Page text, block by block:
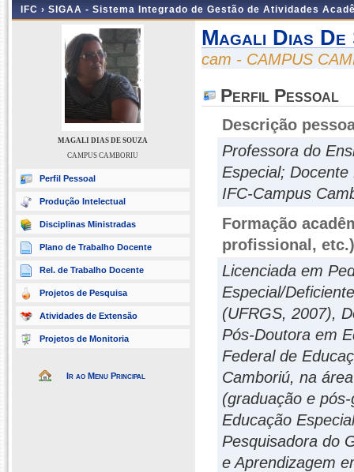
IFC › SIGAA - Sistema Integrado de Gestão de Atividades
MAGALI DIAS DE SOUZA
CAMPUS CAMBORIU
Perfil Pessoal
Produção Intelectual
Disciplinas Ministradas
Plano de Trabalho Docente
Rel. de Trabalho Docente
Projetos de Pesquisa
Atividades de Extensão
Projetos de Monitoria
Ir ao Menu Principal
Magali Dias De
cam - CAMPUS
Perfil Pessoal
Descrição
Professora do
Especial;
IFC-Campus
Formação
profissional, etc.)
Licenciada em
Especial/
(UFRGS, 2007),
Pós-Doutora em
Federal de
Camboriú, na
(graduação e
Educação
Pesquisadora do
e Aprendizagem